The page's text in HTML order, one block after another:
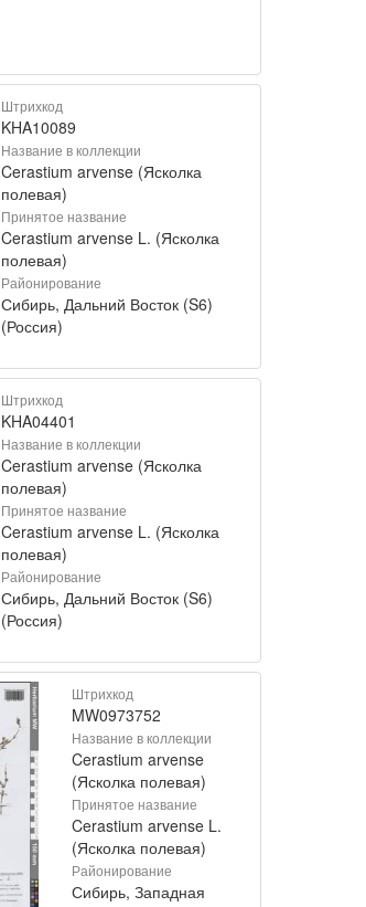
Штрихкод
KHA10089
Название в коллекции
Cerastium arvense (Ясколка
полевая)
Принятое название
Cerastium arvense L. (Ясколка
полевая)
Районирование
Сибирь, Дальний Восток (S6)
(Россия)
Штрихкод
KHA04401
Название в коллекции
Cerastium arvense (Ясколка
полевая)
Принятое название
Cerastium arvense L. (Ясколка
полевая)
Районирование
Сибирь, Дальний Восток (S6)
(Россия)
Штрихкод
MW0973752
Название в коллекции
Cerastium arvense
(Ясколка полевая)
Принятое название
Cerastium arvense L.
(Ясколка полевая)
Районирование
Сибирь, Западная